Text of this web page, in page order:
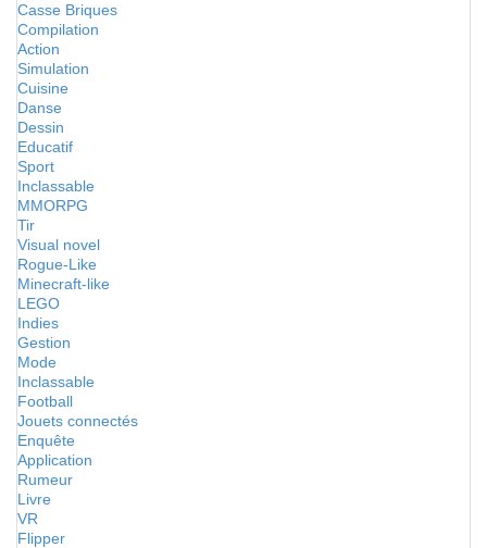
Casse Briques
Compilation
Action
Simulation
Cuisine
Danse
Dessin
Educatif
Sport
Inclassable
MMORPG
Tir
Visual novel
Rogue-Like
Minecraft-like
LEGO
Indies
Gestion
Mode
Inclassable
Football
Jouets connectés
Enquête
Application
Rumeur
Livre
VR
Flipper